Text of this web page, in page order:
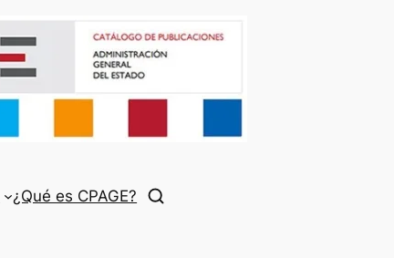
¿Qué es CPAGE?